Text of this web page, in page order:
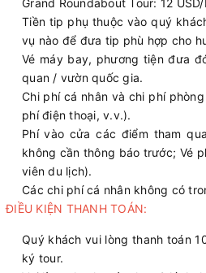
Grand Roundabout Tour: 12 USD/
Tiền tip phụ thuộc vào quý
vụ nào để đưa tip phù hợp cho
Vé máy bay, phương tiện đưa
quan / vườn quốc gia.
Chi phí cá nhân và chi phí
phí điện thoại, v.v.).
Phí vào cửa các điểm tham
không cần thông báo trước; Vé
viên du lịch).
Các chi phí cá nhân không có
ĐIỀU KIỆN THANH TOÁN:
Quý khách vui lòng thanh toán
ký tour.